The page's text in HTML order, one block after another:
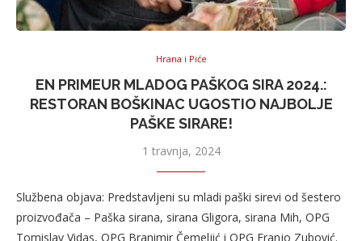
Hrana i Piće
EN PRIMEUR MLADOG PAŠKOG SIRA 2024.:
RESTORAN BOŠKINAC UGOSTIO NAJBOLJE
PAŠKE SIRARE!
1 travnja, 2024
Službena objava: Predstavljeni su mladi paški sirevi od šestero
proizvođača – Paška sirana, sirana Gligora, sirana Mih, OPG
Tomislav Vidas, OPG Branimir Čemeljić i OPG Franjo Zubović.